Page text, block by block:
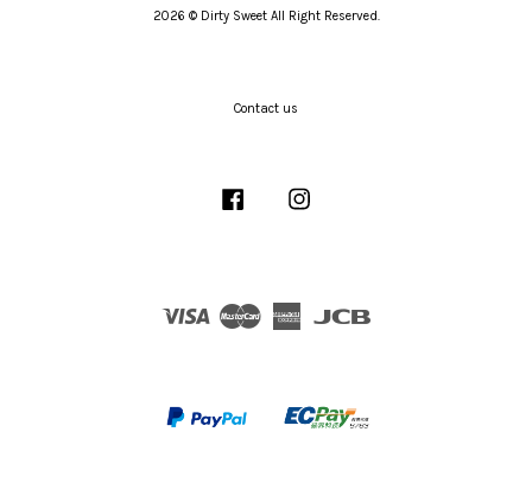
2026 © Dirty Sweet All Right Reserved.
Contact us
Facebook
Visa
American